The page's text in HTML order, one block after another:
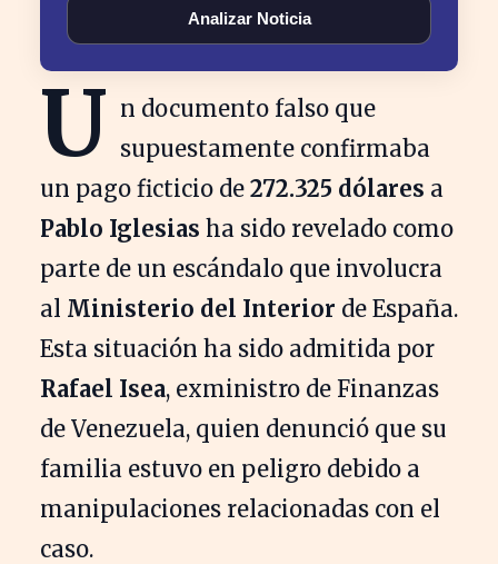
Analizar Noticia
U n documento falso que
supuestamente confirmaba
un pago ficticio de 272.325 dólares a
Pablo Iglesias ha sido revelado como
parte de un escándalo que involucra
al Ministerio del Interior de España.
Esta situación ha sido admitida por
Rafael Isea, exministro de Finanzas
de Venezuela, quien denunció que su
familia estuvo en peligro debido a
manipulaciones relacionadas con el
caso.